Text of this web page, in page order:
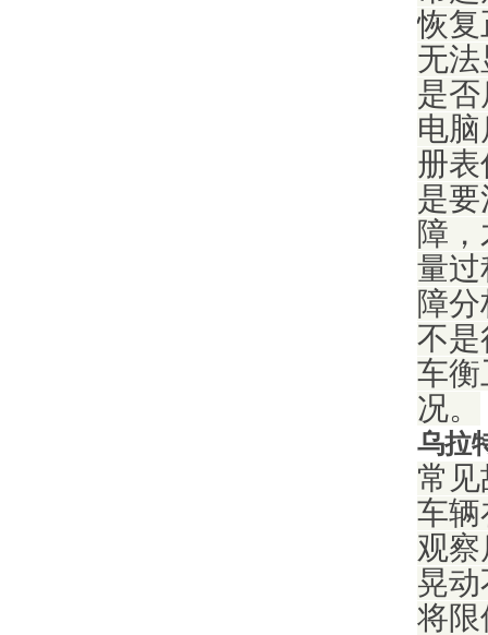
恢复
无
是
电
册
是
障
量过
障
不是
车衡
况。
乌拉
常
车辆
观
晃
将限